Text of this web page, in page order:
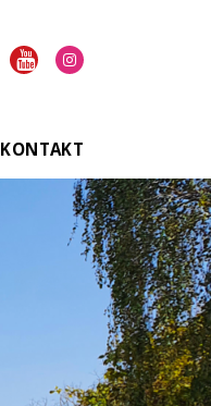
KONTAKT